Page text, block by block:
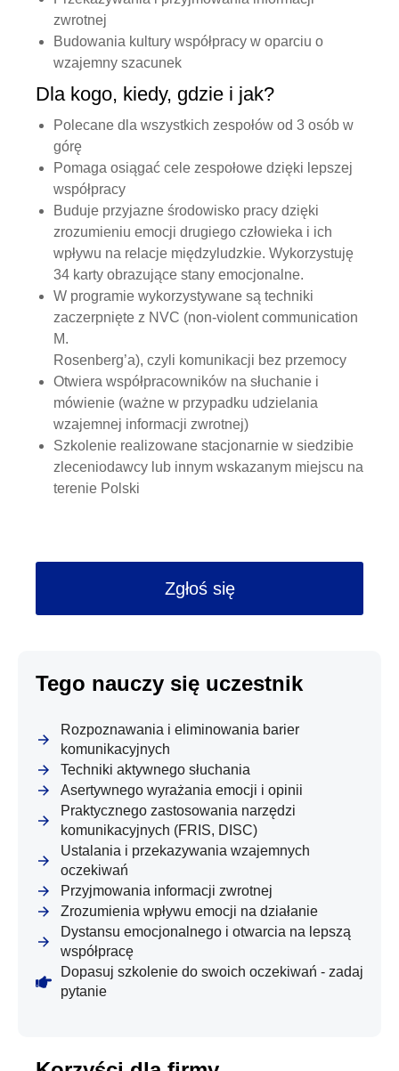
zwrotnej
Budowania kultury współpracy w oparciu o
wzajemny szacunek
Dla kogo, kiedy, gdzie i jak?
Polecane dla wszystkich zespołów od 3 osób w
górę
Pomaga osiągać cele zespołowe dzięki lepszej
współpracy
Buduje przyjazne środowisko pracy dzięki
zrozumieniu emocji drugiego człowieka i ich
wpływu na relacje międzyludzkie. Wykorzystuję
34 karty obrazujące stany emocjonalne.
W programie wykorzystywane są techniki
zaczerpnięte z NVC (non-violent communication
M.
Rosenberg’a), czyli komunikacji bez przemocy
Otwiera współpracowników na słuchanie i
mówienie (ważne w przypadku udzielania
wzajemnej informacji zwrotnej)
Szkolenie realizowane stacjonarnie w siedzibie
zleceniodawcy lub innym wskazanym miejscu na
terenie Polski
Tego nauczy się uczestnik
Rozpoznawania i eliminowania barier
komunikacyjnych
Techniki aktywnego słuchania
Asertywnego wyrażania emocji i opinii
Praktycznego zastosowania narzędzi
komunikacyjnych (FRIS, DISC)
Ustalania i przekazywania wzajemnych
oczekiwań
Przyjmowania informacji zwrotnej
Zrozumienia wpływu emocji na działanie
Dystansu emocjonalnego i otwarcia na lepszą
współpracę
Dopasuj szkolenie do swoich oczekiwań - zadaj
pytanie
Zgłoś się